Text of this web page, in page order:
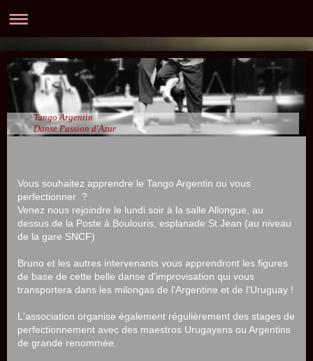
Tango Argentin
Danse Passion d'Azur
Vous souhaitez apprendre le Tango Argentin ou vous
perfectionner ?
Venez nous rejoindre le lundi soir à la salle Allongue, au
dessus de la Poste à Boulouris, esplanade St Jean (au niveau
de la gare SNCF)
Bruno et les autres intervenants vous apprendront les figures
de base de cette belle danse d'improvisation qui vous
transportera dans les milongas de l'Argentine et de l'Uruguay !
L'association organise également régulièrement des stages de
perfectionnement avec des maestros Urugayens ou Argentins
de grande renommée.